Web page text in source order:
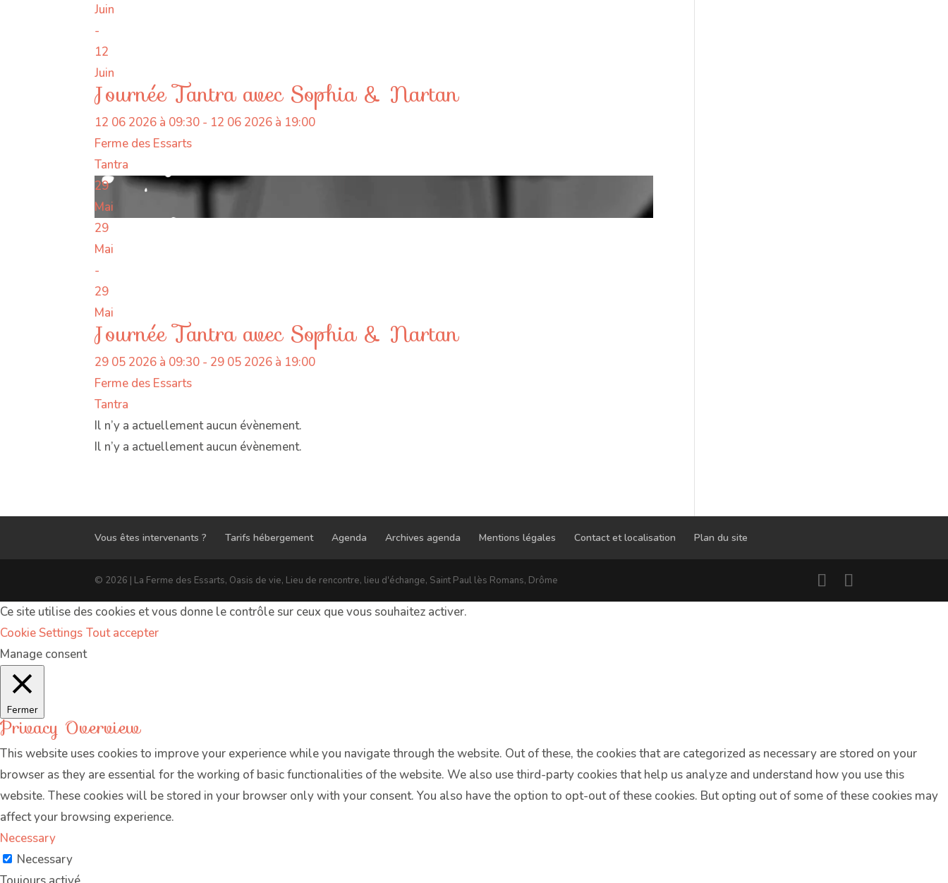
Juin
-
12
Juin
Journée Tantra avec Sophia & Nartan
12 06 2026 à 09:30 - 12 06 2026 à 19:00
Ferme des Essarts
Tantra
29
Mai
29
Mai
-
29
Mai
Journée Tantra avec Sophia & Nartan
29 05 2026 à 09:30 - 29 05 2026 à 19:00
Ferme des Essarts
Tantra
Il n’y a actuellement aucun évènement.
Il n’y a actuellement aucun évènement.
Vous êtes intervenants ? Tarifs hébergement Agenda Archives agenda Mentions légales Contact et localisation Plan du site
© 2026 | La Ferme des Essarts, Oasis de vie, Lieu de rencontre, lieu d'échange, Saint Paul lès Romans, Drôme
Ce site utilise des cookies et vous donne le contrôle sur ceux que vous souhaitez activer.
Cookie Settings Tout accepter
Manage consent
Fermer
Privacy Overview
This website uses cookies to improve your experience while you navigate through the website. Out of these, the cookies that are categorized as necessary are stored on your
browser as they are essential for the working of basic functionalities of the website. We also use third-party cookies that help us analyze and understand how you use this
website. These cookies will be stored in your browser only with your consent. You also have the option to opt-out of these cookies. But opting out of some of these cookies may
affect your browsing experience.
Necessary
Necessary